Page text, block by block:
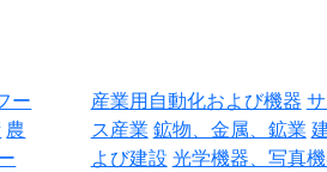
ー
農
産業用自動化および機器
ス産業 鉱物、金属、鉱業
よび建設 光学機器、写真機